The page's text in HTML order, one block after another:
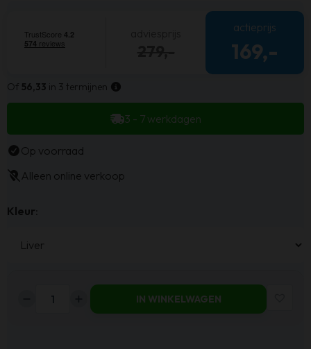
actieprijs
169,-
Of 56,33 in 3 termijnen
3 - 7 werkdagen
Op voorraad
Alleen online verkoop
Kleur
IN WINKELWAGEN